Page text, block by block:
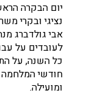
יום הבקרה
נציגי ובקרי
אבי גולדברג
לעובדים על
כל השנה, על
חודשי המלחמה
ומועילה.